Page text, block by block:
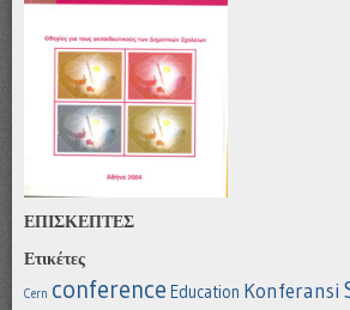
ΕΠΙΣΚΕΠΤΕΣ
Ετικέτες
Cern conference Education Konferansi